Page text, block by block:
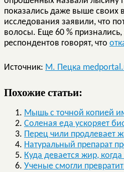
показались даже выше своих
исследования заявили, что
волосы. Еще 60 %
респондентов говорят, что
Источник: М. Пецка
Похожие статьи:
Мышь с точной копией
Соленая еда ускоряет
Перец чили продлевает
Натуральный препарат
Куда девается жир, когда
Ученые смогли